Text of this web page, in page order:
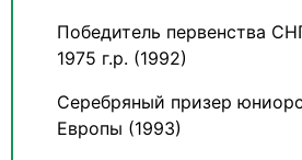
Победитель первенства
1975 г.р. (1992)
Серебряный призер
Европы (1993)